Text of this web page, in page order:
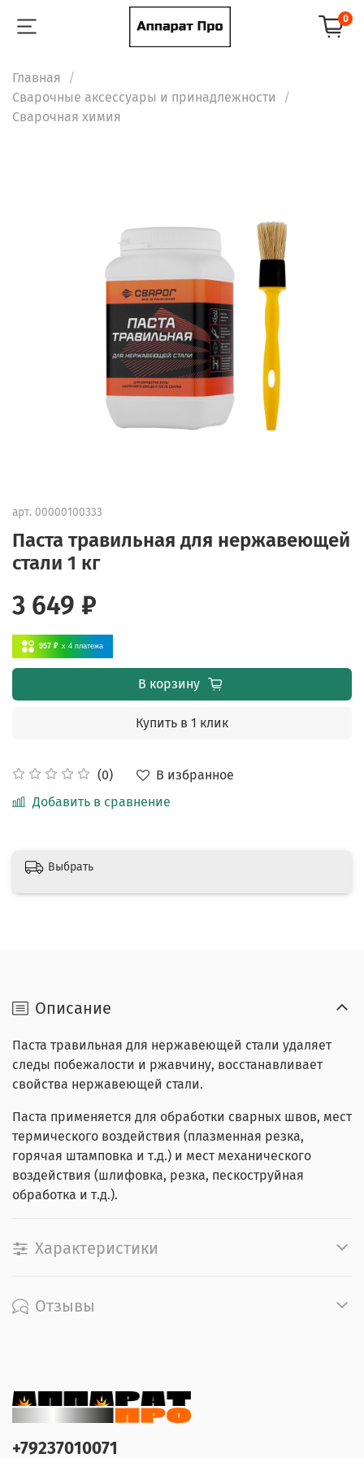
0
Главная
Сварочные аксессуары и принадлежности
Сварочная химия
арт. 00000100333
Паста травильная для нержавеющей
стали 1 кг
(0)
В избранное
Добавить в сравнение
3 649 ₽
957 ₽ x 4 платежа
В корзину
Купить в 1 клик
Выбрать
Описание
Паста травильная для нержавеющей стали удаляет
следы побежалости и ржавчину, восстанавливает
свойства нержавеющей стали.
Паста применяется для обработки сварных швов, мест
термического воздействия (плазменная резка,
горячая штамповка и т.д.) и мест механического
воздействия (шлифовка, резка, пескоструйная
обработка и т.д.).
Характеристики
Отзывы
+79237010071